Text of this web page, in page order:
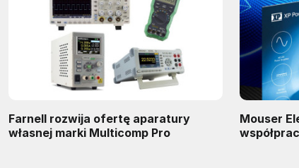
Farnell rozwija ofertę aparatury
własnej marki Multicomp Pro
Mouser